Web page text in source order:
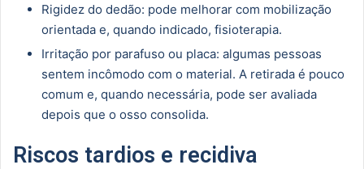
Rigidez do dedão: pode melhorar com mobilização
orientada e, quando indicado, fisioterapia.
Irritação por parafuso ou placa: algumas pessoas
sentem incômodo com o material. A retirada é pouco
comum e, quando necessária, pode ser avaliada
depois que o osso consolida.
Riscos tardios e recidiva